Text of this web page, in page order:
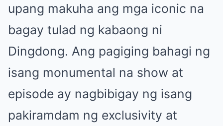
upang makuha ang mga iconic na
bagay tulad ng kabaong ni
Dingdong. Ang pagiging bahagi ng
isang monumental na show at
episode ay nagbibigay ng isang
pakiramdam ng exclusivity at